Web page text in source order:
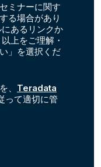
ミナーに関す
る場合があり
あるリンクか
上をご理解・
」を選択くだ
、 Teradata
って適切に管